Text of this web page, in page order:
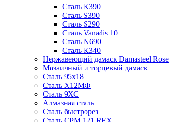
Сталь К390
Сталь S390
Сталь S290
Сталь Vanadis 10
Сталь N690
Сталь К340
Нержавеющий дамаск Damasteel Rose
Мозаичный и торцевый дамаск
Сталь 95х18
Сталь Х12МФ
Сталь 9ХС
Алмазная сталь
Сталь быстрорез